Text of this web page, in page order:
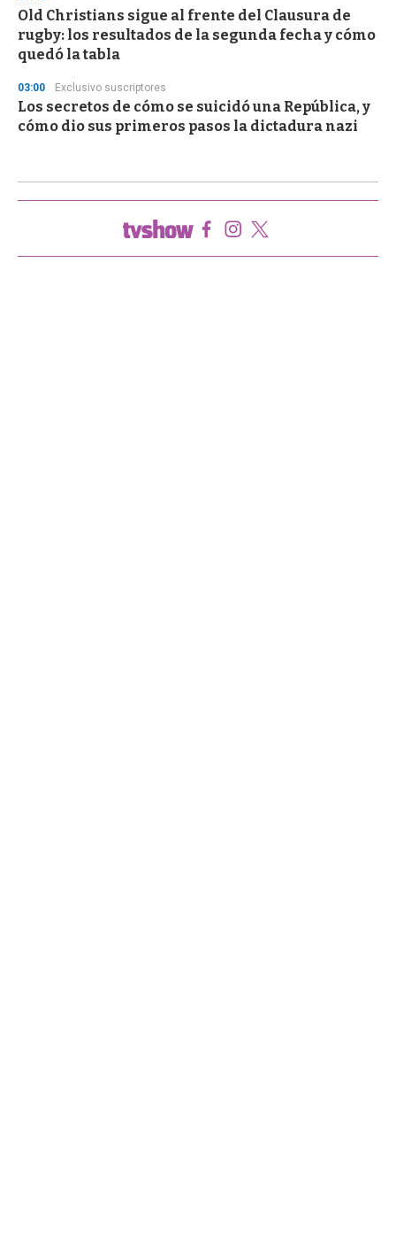
Old Christians sigue al frente del Clausura de
rugby: los resultados de la segunda fecha y cómo
quedó la tabla
03:00 Exclusivo suscriptores
Los secretos de cómo se suicidó una República, y
cómo dio sus primeros pasos la dictadura nazi